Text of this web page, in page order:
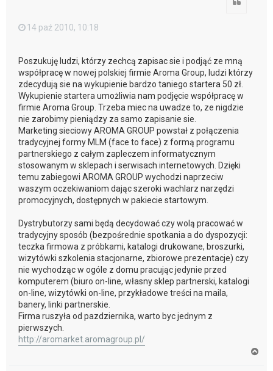
14 paź 2010, 10:18
Poszukuję ludzi, którzy zechcą zapisac sie i podjąć ze mną
współpracę w nowej polskiej firmie Aroma Group, ludzi którzy
zdecydują sie na wykupienie bardzo taniego startera 50 zł.
Wykupienie startera umożliwia nam podjęcie współpracę w
firmie Aroma Group. Trzeba miec na uwadze to, ze nigdzie
nie zarobimy pieniądzy za samo zapisanie sie.
Marketing sieciowy AROMA GROUP powstał z połączenia
tradycyjnej formy MLM (face to face) z formą programu
partnerskiego z całym zapleczem informatycznym
stosowanym w sklepach i serwisach internetowych. Dzięki
temu zabiegowi AROMA GROUP wychodzi naprzeciw
waszym oczekiwaniom dając szeroki wachlarz narzędzi
promocyjnych, dostępnych w pakiecie startowym.
Dystrybutorzy sami będą decydować czy wolą pracować w
tradycyjny sposób (bezpośrednie spotkania a do dyspozycji:
teczka firmowa z próbkami, katalogi drukowane, broszurki,
wizytówki szkolenia stacjonarne, zbiorowe prezentacje) czy
nie wychodząc w ogóle z domu pracując jedynie przed
komputerem (biuro on-line, własny sklep partnerski, katalogi
on-line, wizytówki on-line, przykładowe treści na maila,
banery, linki partnerskie.
Firma ruszyła od pazdziernika, warto byc jednym z
pierwszych.
http://aromarket.aromagroup.pl/